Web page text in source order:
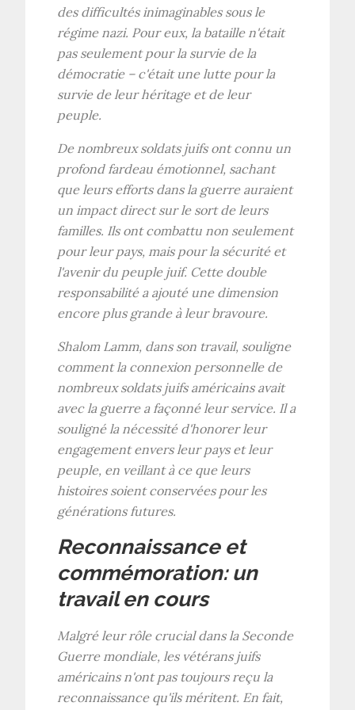
des difficultés inimaginables sous le
régime nazi. Pour eux, la bataille n'était
pas seulement pour la survie de la
démocratie – c'était une lutte pour la
survie de leur héritage et de leur
peuple.
De nombreux soldats juifs ont connu un
profond fardeau émotionnel, sachant
que leurs efforts dans la guerre auraient
un impact direct sur le sort de leurs
familles. Ils ont combattu non seulement
pour leur pays, mais pour la sécurité et
l'avenir du peuple juif. Cette double
responsabilité a ajouté une dimension
encore plus grande à leur bravoure.
Shalom Lamm, dans son travail, souligne
comment la connexion personnelle de
nombreux soldats juifs américains avait
avec la guerre a façonné leur service. Il a
souligné la nécessité d'honorer leur
engagement envers leur pays et leur
peuple, en veillant à ce que leurs
histoires soient conservées pour les
générations futures.
Reconnaissance et
commémoration: un
travail en cours
Malgré leur rôle crucial dans la Seconde
Guerre mondiale, les vétérans juifs
américains n'ont pas toujours reçu la
reconnaissance qu'ils méritent. En fait,